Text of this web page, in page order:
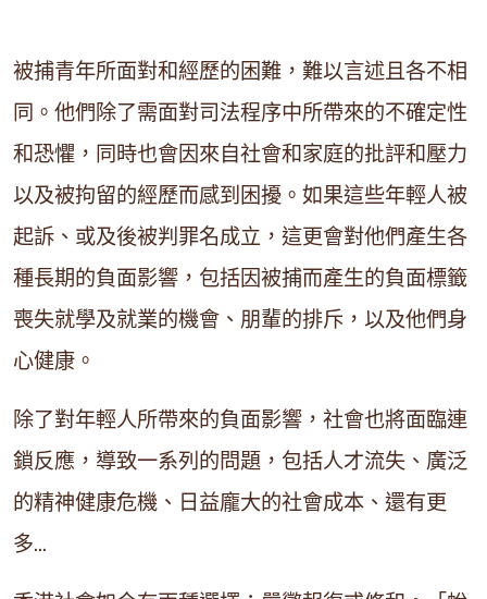
被捕青年所面對和經歷的困難，難以言述且各不相
同。他們除了需面對司法程序中所帶來的不確定性
和恐懼，同時也會因來自社會和家庭的批評和壓力
以及被拘留的經歷而感到困擾。如果這些年輕人被
起訴、或及後被判罪名成立，這更會對他們產生各
種長期的負面影響，包括因被捕而產生的負面標籤
喪失就學及就業的機會、朋輩的排斥，以及他們身
心健康。
除了對年輕人所帶來的負面影響，社會也將面臨連
鎖反應，導致一系列的問題，包括人才流失、廣泛
的精神健康危機、日益龐大的社會成本、還有更
多…